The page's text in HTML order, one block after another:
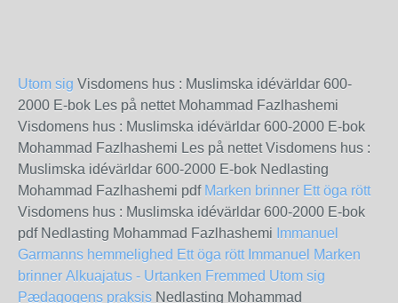
Utom sig Visdomens hus : Muslimska idévärldar 600-
2000 E-bok Les på nettet Mohammad Fazlhashemi
Visdomens hus : Muslimska idévärldar 600-2000 E-bok
Mohammad Fazlhashemi Les på nettet Visdomens hus :
Muslimska idévärldar 600-2000 E-bok Nedlasting
Mohammad Fazlhashemi pdf Marken brinner Ett öga rött
Visdomens hus : Muslimska idévärldar 600-2000 E-bok
pdf Nedlasting Mohammad Fazlhashemi Immanuel
Garmanns hemmelighed Ett öga rött Immanuel
Marken
brinner Alkuajatus - Urtanken Fremmed Utom sig
Pædagogens praksis Nedlasting Mohammad